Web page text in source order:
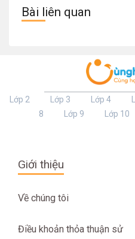
Bài liên quan
Lớp 2 Lớp 3 Lớp 4
8
Lớp 9 Lớp 10
Giới thiệu
Về chúng tôi
Điều khoản thỏa thuận sử